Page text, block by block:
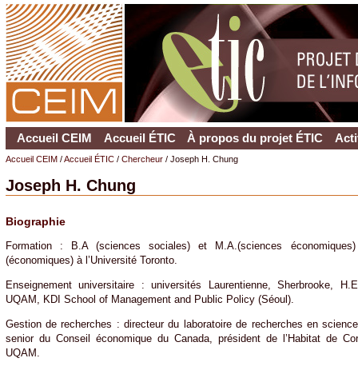
Accueil CEIM Accueil ÉTIC À propos du projet ÉTIC
Accueil CEIM/Accueil ÉTIC/ Chercheur/ Joseph H. Chung
Joseph H. Chung
Biographie
Formation : B.A (sciences sociales) et M.A.(sciences
(économiques) à l’Université Toronto.
Enseignement universitaire : universités Laurentienne, Sherbrooke,
UQAM, KDI School of Management and Public Policy (Séoul).
Gestion de recherches : directeur du laboratoire de recherches en
senior du Conseil économique du Canada, président de l’Habitat de
UQAM.